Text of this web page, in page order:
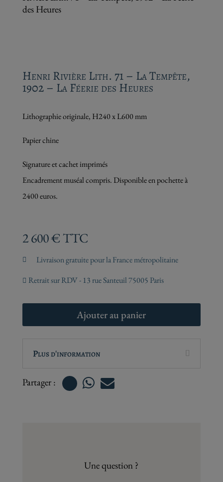
des Heures
Henri Rivière Lith. 71 – La Tempête,
1902 – La Féerie des Heures
Lithographie originale, H240 x L600 mm
Papier chine
Signature et cachet imprimés
Encadrement muséal compris. Disponible en pochette à
2400 euros.
2 600€ TTC


Ajouter au panier
Plus d'information
 
Une question ?